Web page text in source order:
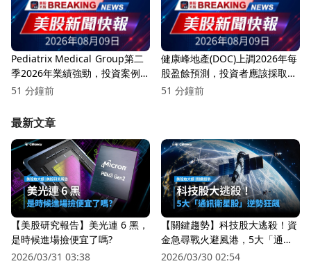
Pediatrix Medical Group第二
季2026年業績強勁，投資案例
是否改變？
51 分鐘前
健康峰地產(DOC)上調2026年每
股盈餘預測，投資者應該採取行
動嗎？
51 分鐘前
最新文章
【美股研究報告】美光連 6 黑，
是時候進場撿便宜了嗎?
2026/03/31 03:38
【關鍵趨勢】科技股大逃殺！資
金急尋戰火避風港，5大「通訊
衛星股」逆勢狂飆
2026/03/30 02:54